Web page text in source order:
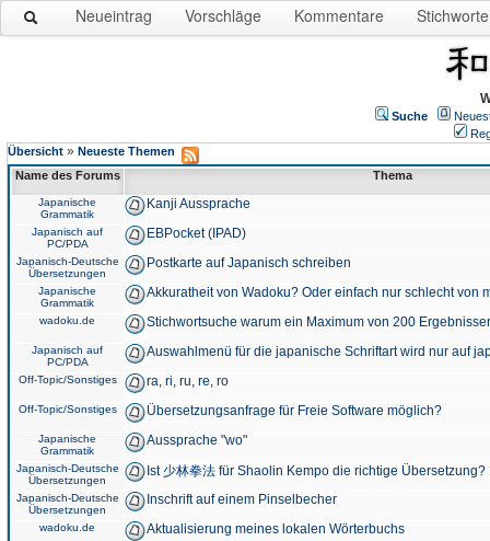
Neueintrag Vorschläge Kommentare Stichworte
Suche
Übersicht » Neueste Themen
Name des Forums
Thema
Japanische
Grammatik
Kanji Aussprache
Japanisch auf
PC/PDA
EBPocket (IPAD)
Japanisch-Deutsche
Übersetzungen
Postkarte auf Japanisch schreiben
Japanische
Grammatik
Akkuratheit von Wadoku? Oder einfach nur schlecht von
wadoku.de Stichwortsuche warum ein Maximum von 200
Japanisch auf
PC/PDA
Auswahlmenü für die japanische Schriftart wird nur auf
Off-Topic/Sonstiges ra, ri, ru, re, ro
Off-Topic/Sonstiges Übersetzungsanfrage für Freie Software möglich?
Japanische
Grammatik
Aussprache "wo"
Japanisch-Deutsche
Übersetzungen
Ist 少林拳法 für Shaolin Kempo die richtige Übersetzung?
Japanisch-Deutsche
Übersetzungen
Inschrift auf einem Pinselbecher
wadoku.de Aktualisierung meines lokalen Wörterbuchs